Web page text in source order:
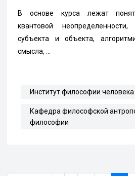
В основе курса лежат
квантовой
субъекта и объекта,
смысла, ...
Институт философии человека
Кафедра философской
философии